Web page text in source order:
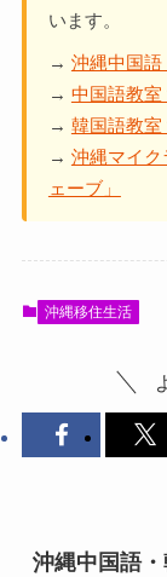
います。
→ 沖縄中国語
→ 中国語教室
→ 韓国語教室
→ 沖縄マイク
ェーブ」
沖縄移住生活
沖縄中国語